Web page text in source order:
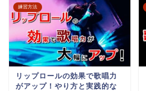
練習方法
リップロールの効果で歌唱力
がアップ！やり方と実践的な